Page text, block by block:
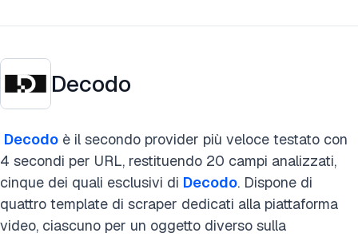
Decodo
Decodo è il secondo provider più veloce testato con
4 secondi per URL, restituendo 20 campi analizzati,
cinque dei quali esclusivi di Decodo. Dispone di
quattro template di scraper dedicati alla piattaforma
video, ciascuno per un oggetto diverso sulla